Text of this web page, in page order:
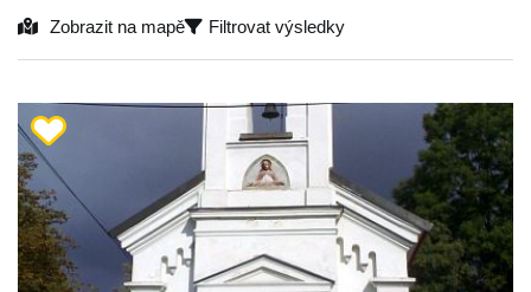
Zobrazit na mapě Filtrovat výsledky